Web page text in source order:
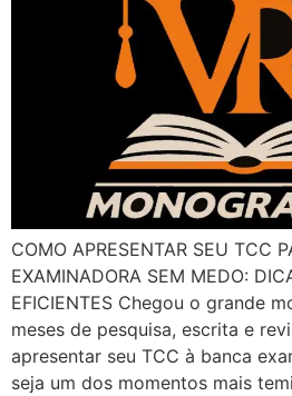
COMO APRESENTAR SEU TCC
EXAMINADORA SEM MEDO:
EFICIENTES Chegou o grande
meses de pesquisa, escrita e
apresentar seu TCC à banca
seja um dos momentos mais